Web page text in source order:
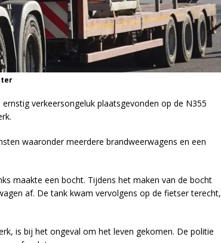
verkeersongeluk plaatsgevonden op de N355
waaronder meerdere brandweerwagens en een
maakte een bocht. Tijdens het maken van de bocht
af. De tank kwam vervolgens op de fietser terecht,
is bij het ongeval om het leven gekomen. De politie